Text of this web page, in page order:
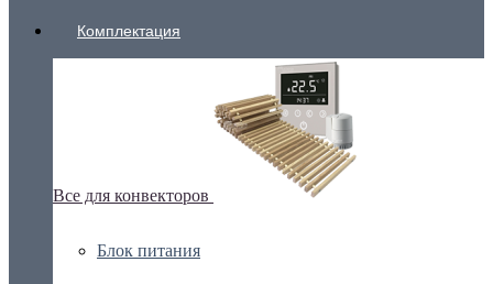
Комплектация
Все для конвекторов
Блок питания